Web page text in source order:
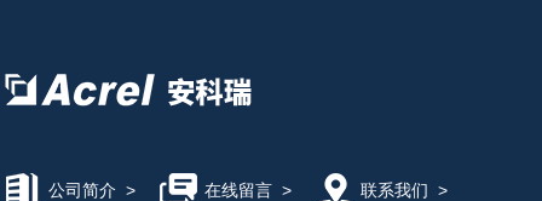
公司简介 > 在线留言> 联系我们 >